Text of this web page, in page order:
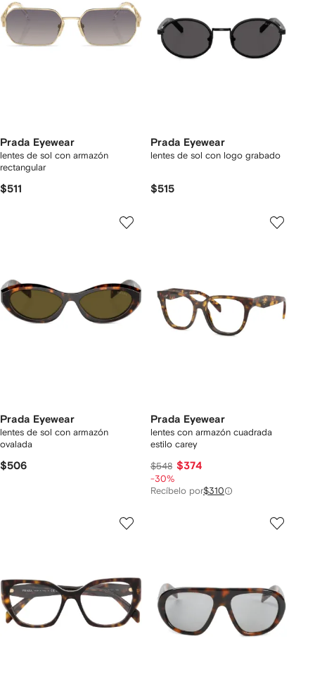
Prada Eyewear
lentes de sol con armazón
rectangular
$511
Prada Eyewear
lentes de sol con logo grabado
$515
Prada Eyewear
lentes de sol con armazón
ovalada
$506
Prada Eyewear
lentes con armazón cuadrada
estilo carey
$548 $374
-30%
Recíbelo por$310